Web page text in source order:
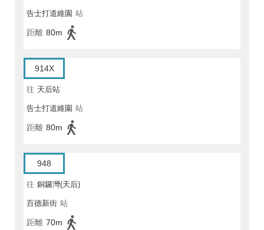
告士打道維園 站
距離 80m
914X
往 天后站
告士打道維園 站
距離 80m
948
往 銅鑼灣(天后)
百德新街 站
距離 70m